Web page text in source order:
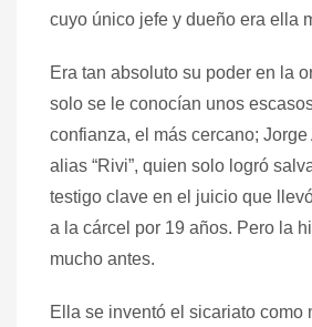
cuyo único jefe y dueño era ella
Era tan absoluto su poder en la
solo se le conocían unos
confianza, el más cercano;
alias “Rivi”, quien solo logró
testigo clave en el juicio que
a la cárcel por 19 años. Pero la
mucho antes.
Ella se inventó el sicariato como